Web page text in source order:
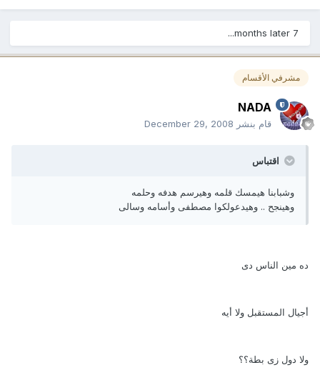
7 months later...
مشرفي الأقسام
NADA
قام بنشر December 29, 2008
اقتباس
وشبابنا هيمسك قلمه وهيرسم هدفه وحلمه
وهينجح .. وهيدعولكوا مصطفى وأسامه وسالى
ده مين الناس دى
أجيال المستقبل ولا أيه
ولا دول زى بطة؟؟